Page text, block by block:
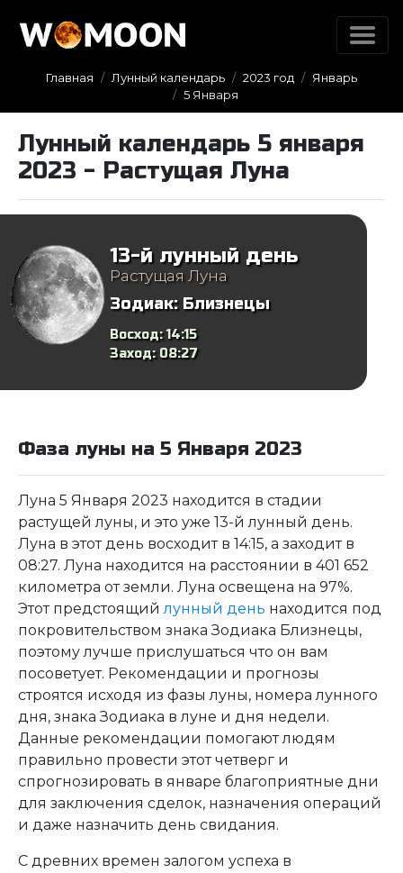
Главная Лунный календарь 2023 год
Январь
5 Января
Лунный календарь 5 января
2023 - Растущая Луна
13-й лунный день
Растущая Луна
Зодиак: Близнецы
Восход:14:15
Заход: 08:27
Фаза луны на 5 Января 2023
Луна 5 Января 2023 находится в стадии
растущей луны, и это уже 13-й лунный день.
Луна в этот день восходит в 14:15, а заходит в
08:27. Луна находится на расстоянии в 401 652
километра от земли. Луна освещена на 97%.
Этот предстоящийлунный день находится под
покровительством знака Зодиака Близнецы,
поэтому лучше прислушаться что он вам
посоветует. Рекомендации и прогнозы
строятся исходя из фазы луны, номера лунного
дня, знака Зодиака в луне и дня недели.
Данные рекомендации помогают людям
правильно провести этот четверг и
спрогнозировать в январе благоприятные дни
для заключения сделок, назначения операций
и даже назначить день свидания.
С древних времен залогом успеха в